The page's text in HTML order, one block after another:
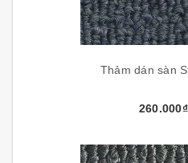
Thảm dán sàn